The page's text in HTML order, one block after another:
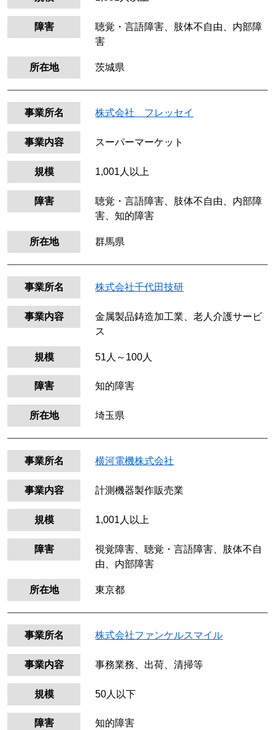
障害
聴覚・言語障害、肢体不自由、内部障
害
所在地 茨城県
事業所名 株式会社 フレッセイ
事業内容 スーパーマーケット
規模 1,001人以上
障害
聴覚・言語障害、肢体不自由、内部障
害、知的障害
所在地 群馬県
事業所名 株式会社千代田技研
事業内容
金属製品鋳造加工業、老人介護サービ
ス
規模 51人～100人
障害 知的障害
所在地 埼玉県
事業所名 横河電機株式会社
事業内容 計測機器製作販売業
規模 1,001人以上
障害
視覚障害、聴覚・言語障害、肢体不自
由、内部障害
所在地 東京都
事業所名 株式会社ファンケルスマイル
事業内容 事務業務、出荷、清掃等
規模 50人以下
障害 知的障害